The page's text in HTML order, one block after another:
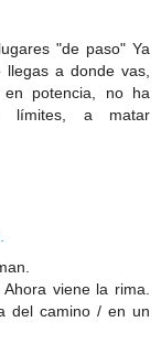
"de paso" Ya
a donde vas,
potencia, no ha
límites, a matar
viene la rima.
del camino / en un